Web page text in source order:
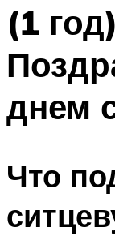
Меню
(1
днем
Что